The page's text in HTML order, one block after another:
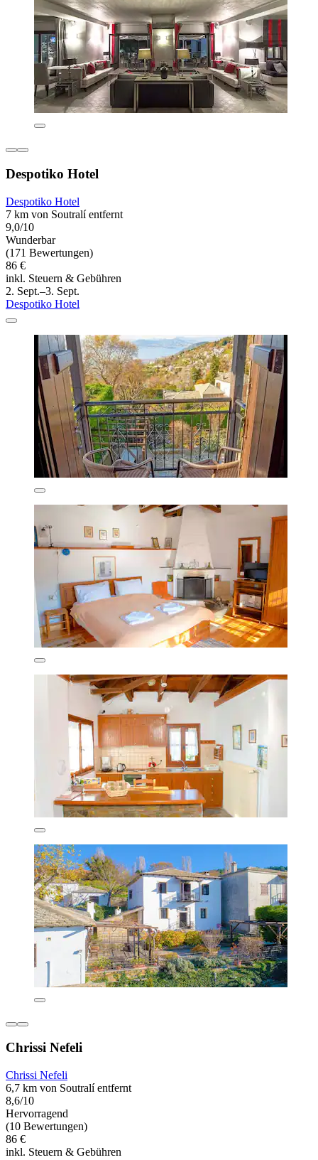
Despotiko Hotel
Despotiko Hotel
7 km von Soutralí entfernt
9,0/10
Wunderbar
(171 Bewertungen)
86 €
inkl. Steuern & Gebühren
2. Sept.–3. Sept.
Despotiko Hotel
Chrissi Nefeli
Chrissi Nefeli
6,7 km von Soutralí entfernt
8,6/10
Hervorragend
(10 Bewertungen)
86 €
inkl. Steuern & Gebühren